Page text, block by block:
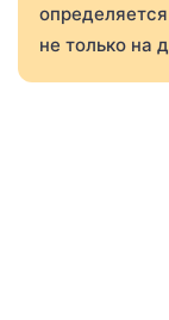
не только на